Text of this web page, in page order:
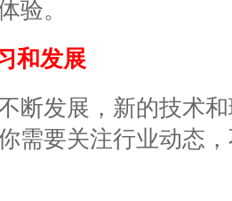
验。
和发展
断发展，新的技术
需要关注行业动态